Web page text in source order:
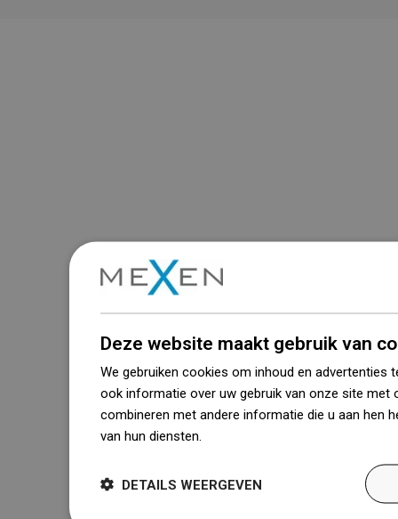
Deze website maakt gebruik van
We gebruiken cookies om inhoud en advertenties
ook informatie over uw gebruik van onze site met
combineren met andere informatie die u aan hen
van hun diensten.
DETAILS WEERGEVEN